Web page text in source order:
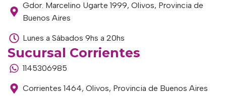
Gdor. Marcelino Ugarte 1999, Olivos, Provincia de
Buenos Aires
Lunes a Sábados 9hs a 20hs
Sucursal Corrientes
1145306985
Corrientes 1464, Olivos, Provincia de Buenos Aires